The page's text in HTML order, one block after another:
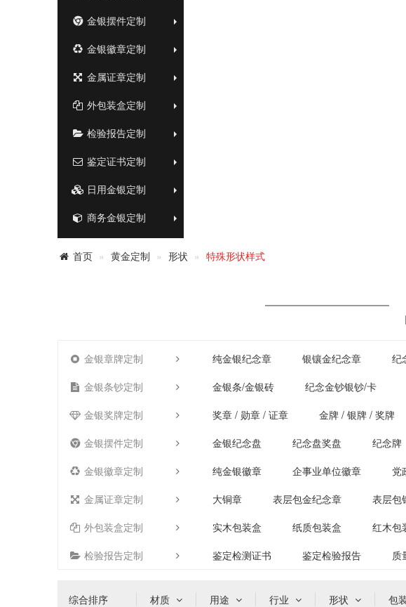
金银摆件定制
金银徽章定制
金属证章定制
外包装盒定制
检验报告定制
鉴定证书定制
日用金银定制
商务金银定制
首页 黄金定制 形状 特殊形状样式
金银章牌定制 纯金银纪念章 银镶金纪念章 纪
金银条钞定制
金银条/金银砖
纪念金钞银钞/卡
金银奖牌定制
奖章 / 勋章 / 证章 金牌 / 银牌 / 奖牌
金银摆件定制
金银纪念盘 纪念盘奖盘 纪念牌
金银徽章定制
纯金银徽章 企事业单位徽章
党
金属证章定制
大铜章 表层包金纪念章
表层包
外包装盒定制
实木包装盒 纸质包装盒 红木包
检验报告定制
鉴定检测证书 鉴定检验报告 质
综合排序 材质 用途 行业 形状 包